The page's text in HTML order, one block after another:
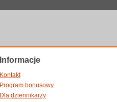
Informacje
Kontakt
Program bonusowy
Dla dziennikarzy